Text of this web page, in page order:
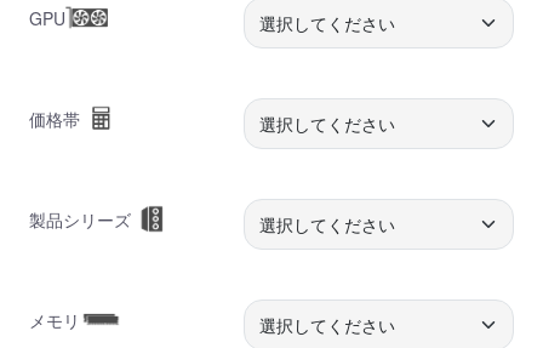
GPU
価格帯
製品シリーズ
メモリ